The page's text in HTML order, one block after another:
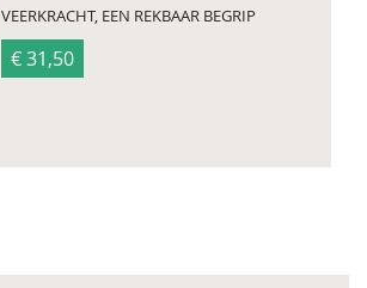
VEERKRACHT, EEN REKBAAR BEGRIP
€ 31,50